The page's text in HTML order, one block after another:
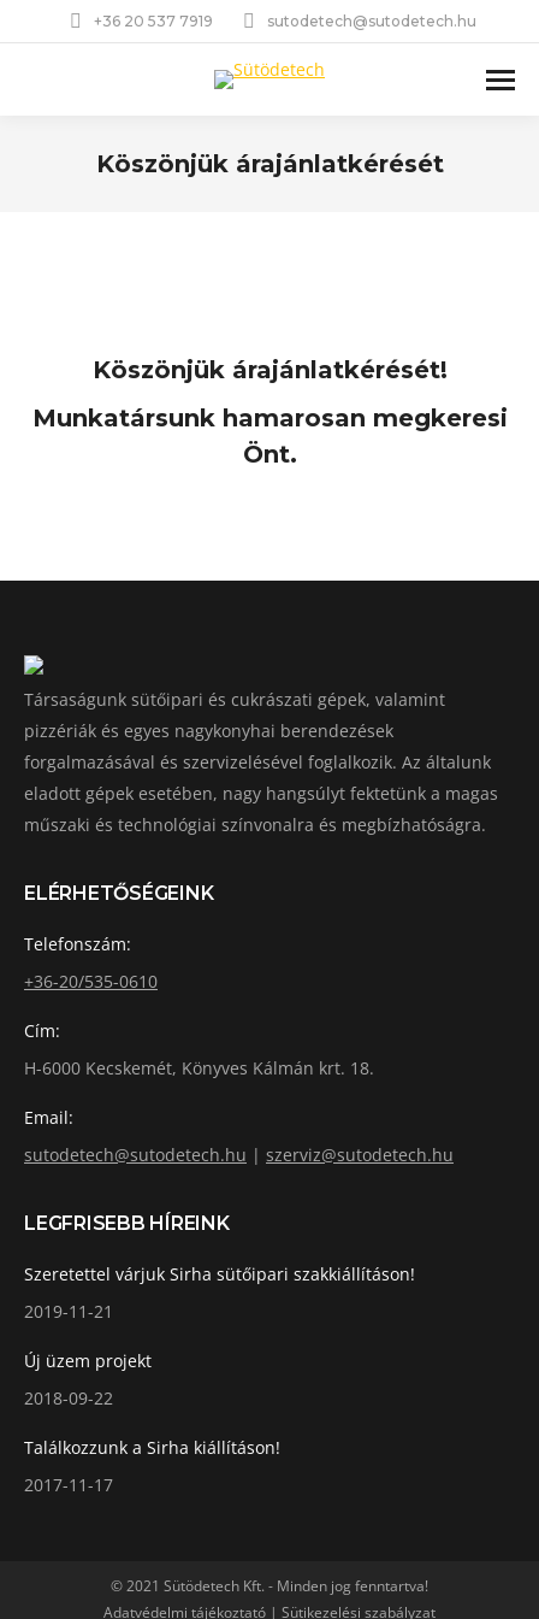
+36 20 537 7919 sutodetech@sutodetech.hu
Köszönjük árajánlatkérését
Köszönjük árajánlatkérését!
Munkatársunk hamarosan megkeresi
Önt.
Társaságunk sütőipari és cukrászati gépek, valamint
pizzériák és egyes nagykonyhai berendezések
forgalmazásával és szervizelésével foglalkozik. Az általunk
eladott gépek esetében, nagy hangsúlyt fektetünk a magas
műszaki és technológiai színvonalra és megbízhatóságra.
ELÉRHETŐSÉGEINK
Telefonszám:
+36-20/535-0610
Cím:
H-6000 Kecskemét, Könyves Kálmán krt. 18.
Email:
sutodetech@sutodetech.hu | szerviz@sutodetech.hu
LEGFRISEBB HÍREINK
Szeretettel várjuk Sirha sütőipari szakkiállításon!
2019-11-21
Új üzem projekt
2018-09-22
Találkozzunk a Sirha kiállításon!
2017-11-17
© 2021 Sütödetech Kft. - Minden jog fenntartva!
Adatvédelmi tájékoztató | Sütikezelési szabályzat